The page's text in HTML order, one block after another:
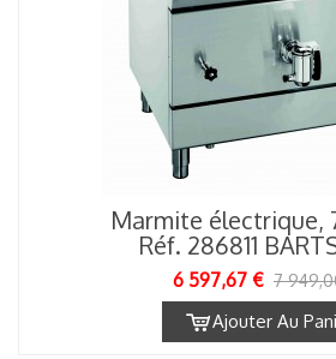
Marmite électrique,
Réf. 286811
6 597,67 € 7
Ajouter Au